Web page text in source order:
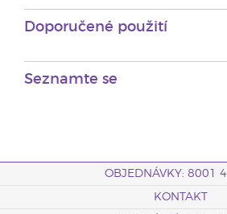
Doporučené použití
Seznamte se
OBJEDNÁVKY: 8001
KONTAKT